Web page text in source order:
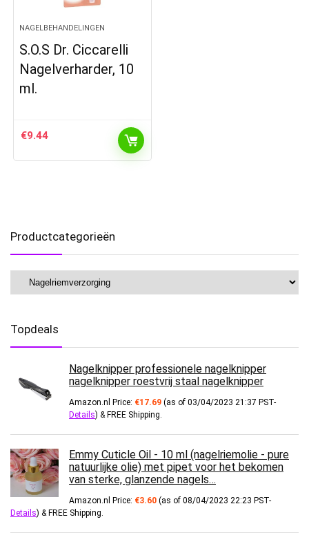
NAGELBEHANDELINGEN
S.O.S Dr. Ciccarelli
Nagelverharder, 10
ml.
€9.44
Productcategorieën
Topdeals
Nagelknipper professionele nagelknipper
nagelknipper roestvrij staal nagelknipper
Amazon.nl Price: €17.69 (as of 03/04/2023 21:37 PST-
Details) & FREE Shipping
Emmy Cuticle Oil - 10 ml (nagelriemolie - pure
natuurlijke olie) met pipet voor het bekomen
van sterke, glanzende nagels…
Amazon.nl Price: €3.60 (as of 08/04/2023 22:23 PST-
Details) & FREE Shipping